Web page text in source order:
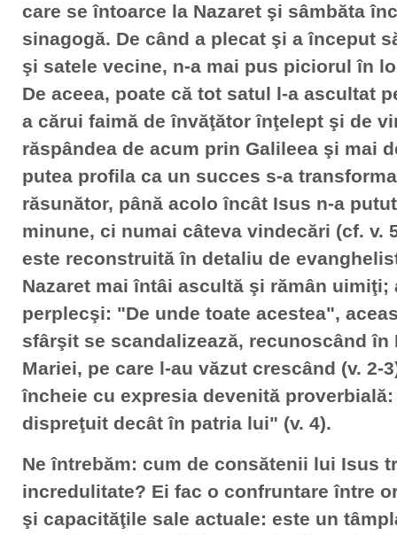
care se întoarce la Nazaret şi sâmbăta
sinagogă. De când a plecat şi a început
şi satele vecine, n-a mai pus piciorul în
De aceea, poate că tot satul l-a ascultat
a cărui faimă de învăţător înţelept şi de
răspândea de acum prin Galileea şi mai
putea profila ca un succes s-a
răsunător, până acolo încât Isus n-a
minune, ci numai câteva vindecări (cf. v.
este reconstruită în detaliu de
Nazaret mai întâi ascultă şi rămân uimiţi;
perplecşi: "De unde toate acestea",
sfârşit se scandalizează, recunoscând în
Mariei, pe care l-au văzut crescând (v. 2-
încheie cu expresia devenită
dispreţuit decât în patria lui" (v. 4).
Ne întrebăm: cum de consătenii lui Isus
incredulitate? Ei fac o confruntare între
şi capacităţile sale actuale: este un